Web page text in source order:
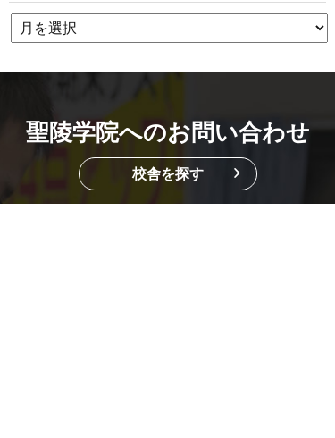
聖陵学院へのお問い合わせ
校舎を探す